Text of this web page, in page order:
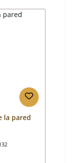
la pared